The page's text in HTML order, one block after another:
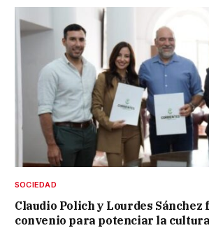
SOCIEDAD
Claudio Polich y Lourdes
convenio para potenciar la